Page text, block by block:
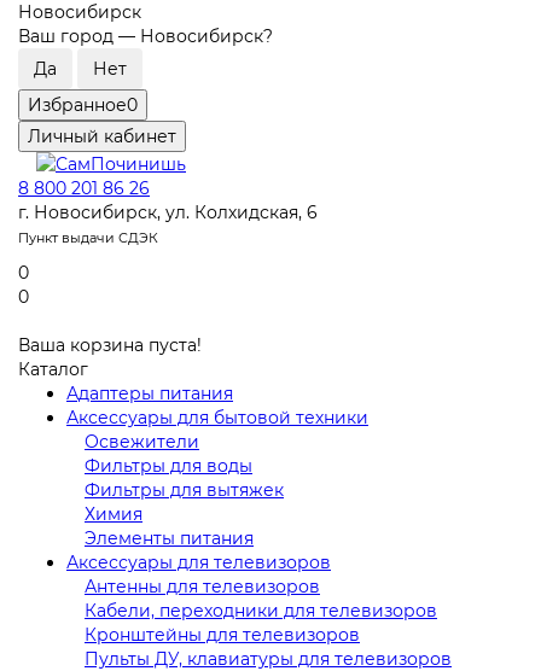
Новосибирск
Ваш город — Новосибирск?
Избранное0
Личный кабинет
8 800 201 86 26
г. Новосибирск, ул. Колхидская, 6
Пункт выдачи СДЭК
0
0
Ваша корзина пуста!
Каталог
Адаптеры питания
Аксессуары для бытовой техники
Освежители
Фильтры для воды
Фильтры для вытяжек
Химия
Элементы питания
Аксессуары для телевизоров
Антенны для телевизоров
Кабели, переходники для телевизоров
Кронштейны для телевизоров
Пульты ДУ, клавиатуры для телевизоров